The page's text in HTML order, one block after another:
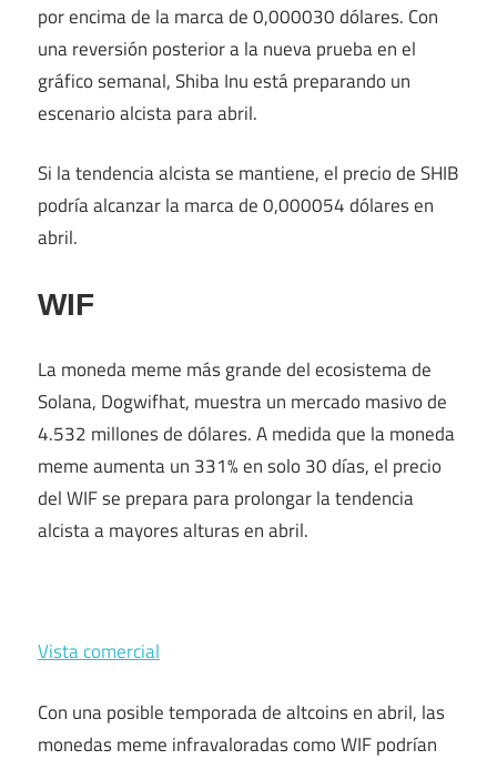
por encima de la marca de 0,000030 dólares. Con
una reversión posterior a la nueva prueba en el
gráfico semanal, Shiba Inu está preparando un
escenario alcista para abril.
Si la tendencia alcista se mantiene, el precio de SHIB
podría alcanzar la marca de 0,000054 dólares en
abril.
WIF
La moneda meme más grande del ecosistema de
Solana, Dogwifhat, muestra un mercado masivo de
4.532 millones de dólares. A medida que la moneda
meme aumenta un 331% en solo 30 días, el precio
del WIF se prepara para prolongar la tendencia
alcista a mayores alturas en abril.
Vista comercial
Con una posible temporada de altcoins en abril, las
monedas meme infravaloradas como WIF podrían